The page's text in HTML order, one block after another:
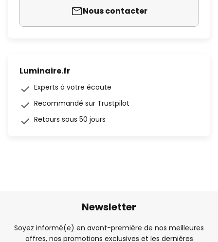
Nous contacter
Luminaire.fr
Experts à votre écoute
Recommandé sur Trustpilot
Retours sous 50 jours
Newsletter
Soyez informé(e) en avant-première de nos meilleures
offres, nos promotions exclusives et les dernières